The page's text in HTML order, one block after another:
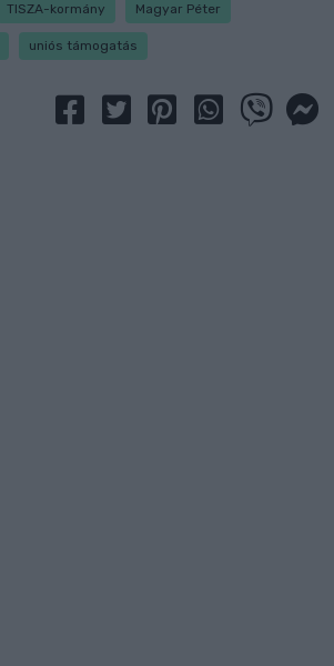
TISZA-kormány Magyar Péter
uniós támogatás